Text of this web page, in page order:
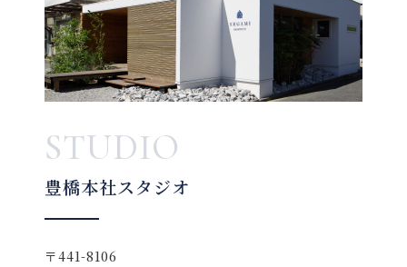
STUDIO
豊橋本社スタジオ
〒441-8106